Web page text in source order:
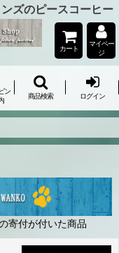
ズのピースコーヒー
カート
マイペー
ジ
ン
商品検索 ログイン
寄付が付いた商品